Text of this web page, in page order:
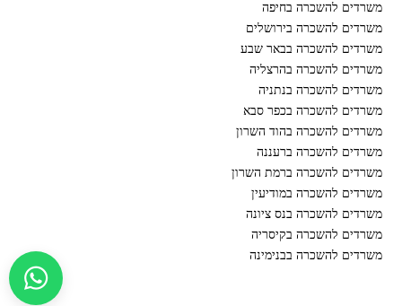
משרדים להשכרה בחיפה
משרדים להשכרה בירושלים
משרדים להשכרה בבאר שבע
משרדים להשכרה בהרצליה
משרדים להשכרה בנתניה
משרדים להשכרה בכפר סבא
משרדים להשכרה בהוד השרון
משרדים להשכרה ברעננה
משרדים להשכרה ברמת השרון
משרדים להשכרה במודיעין
משרדים להשכרה בנס ציונה
משרדים להשכרה בקיסריה
משרדים להשכרה בבנימינה